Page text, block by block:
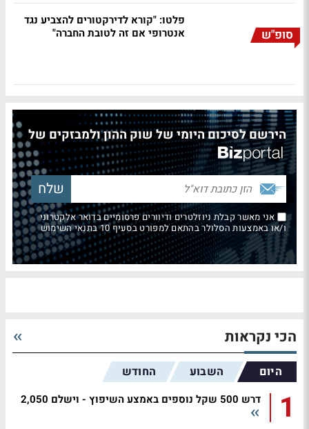
סופ"ש
פלטו: "קורא לדירקטורים להצביע נגד
אנטרופי אם זה לטובת החברה"
הירשם לסיכום היומי של שוק ההון ולמבזקים של
אני מאשר קבלת ניוזלטרים ודיוורים פרסומיים בדואר אלקטרוני
ו/או באמצעות הסלולר בהתאם למפורט בסעיף 10 בתנאי השימוש
הכי נקראות
היום השבוע החודש
1 דרש 500 שקל נוספים באמצע השיפוץ - וישלם 2,050